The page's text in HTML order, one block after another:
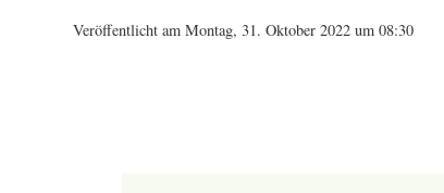
Veröffentlicht am Montag, 31. Oktober 2022 um 08:30